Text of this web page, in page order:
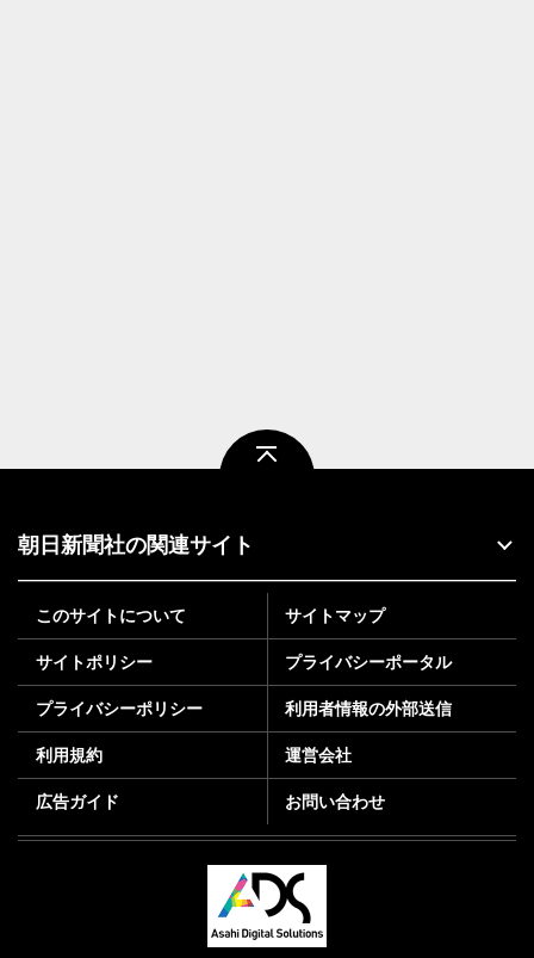
朝日新聞社の関連サイト
このサイトについて サイトマップ
サイトポリシー プライバシーポータル
プライバシーポリシー 利用者情報の外部送信
利用規約 運営会社
広告ガイド お問い合わせ